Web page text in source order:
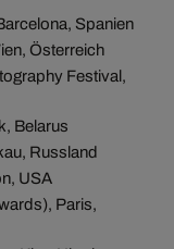
Spanien
Österreich
Festival,
Belarus
Russland
USA
Paris,